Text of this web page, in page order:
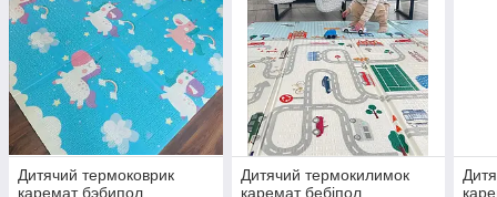
Дитячий термоковрик
каремат бэбипол
Дитячий термокилимок
каремат бебіпол